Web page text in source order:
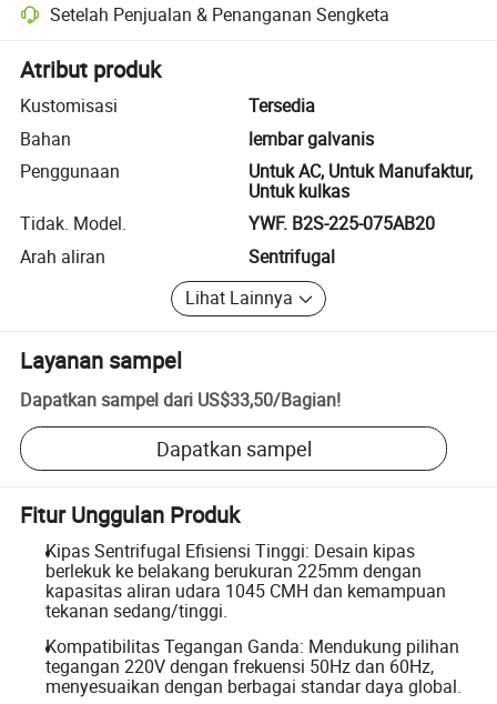
Setelah Penjualan & Penanganan Sengketa
Penyelesaian sengketa yang dibantu platform, termasuk
Atribut produk
Kustomisasi
Tersedia
Bahan
lembar galvanis
Penggunaan
Untuk AC, Untuk Manufaktur,
Untuk kulkas
Tidak. Model.
YWF. B2S-225-075AB20
Arah aliran
Sentrifugal
Lihat Lainnya
Layanan sampel
Dapatkan sampel dari US$33,50/Bagian!
Dapatkan sampel
Fitur Unggulan Produk
Kipas Sentrifugal Efisiensi Tinggi: Desain kipas
berlekuk ke belakang berukuran 225mm dengan
kapasitas aliran udara 1045 CMH dan kemampuan
tekanan sedang/tinggi.
Kompatibilitas Tegangan Ganda: Mendukung pilihan
tegangan 220V dengan frekuensi 50Hz dan 60Hz,
menyesuaikan dengan berbagai standar daya global.